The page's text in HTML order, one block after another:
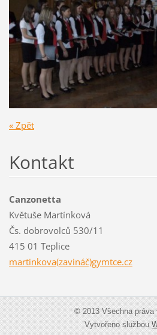
« Zpět
Kontakt
Canzonetta
Květuše Martínková
Čs. dobrovolců 530/11
415 01 Teplice
martinkova(zavináč)gymtce.cz
© 2013 Všechna práva
Vytvořeno službou